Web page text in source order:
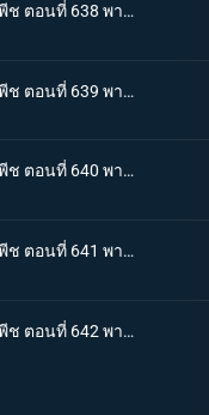
One piece วันพีช ตอนที่ 638 พากย์ไทย ไม้ตายหมัดเดียวจอด! คิงพันช์ที่แสนน่ากลัว
One piece วันพีช ตอนที่ 639 พากย์ไทย ปลานักสู้โจมตี! ทะลวงฝ่าสะพานแห่งความตายไปซะ
One piece วันพีช ตอนที่ 640 พากย์ไทย ผจญภัย! กรีนบิท เกาะแห่งเหล่าภูติ
One piece วันพีช ตอนที่ 641 พากย์ไทย โลกที่ไม่มีใครเคยล่วงรู้ อาณาจักรทอนตะต้า
One piece วันพีช ตอนที่ 642 พากย์ไทย อุบายแห่งศตวรรษ!! โดฟลามิงโก้เริ่มเคลื่อนไหว!